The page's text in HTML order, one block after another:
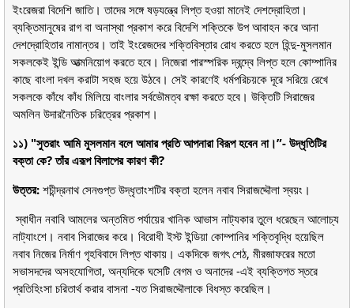
ইংরেজরা বিদেশি জাতি। তাদের সঙ্গে ষড়যন্ত্রে লিপ্ত হওয়া মানেই দেশদ্রোহিতা।
ব্যক্তিমানুষের রাগ বা অনাস্থা প্রকাশ করে বিদেশি শক্তিকে উপ আবাহন করে আনা
দেশদ্রোহিতার নামান্তর। তাই ইংরেজদের শক্তিবিস্তার রোধ করতে হলে হিন্দু-মুসলমান
সকলকেই ইন্ডি আত্মনিয়োগ করতে হবে। নিজেরা পারস্পরিক দ্বন্দ্বে লিপ্ত হলে কোম্পানির
কাছে বাংলা দখল করাটা সহজ হয়ে উঠবে। সেই কারণেই ধর্মপরিচয়কে দূরে সরিয়ে রেখে
সকলকে কাঁধে কাঁধ মিলিয়ে বাংলার সর্বভৌমত্ব রক্ষা করতে হবে। উক্তিটি সিরাজের
অমলিন উদারনৈতিক চরিত্রের প্রকাশ।
১১) "সুতরাং আমি মুসলমান বলে আমার প্রতি আপনারা বিরূপ হবেন না।”- উদ্ধৃতিটির
বক্তা কে? তাঁর এরূপ বিলাপের কারণ কী?
উত্তর: শচীন্দ্রনাথ সেনগুপ্ত উদ্ধৃতাংশটির বক্তা হলেন নবাব সিরাজদ্দৌলা স্বয়ং।
স্বাধীন নবাবি আমলের অন্তমিত পর্যায়ের খানিক আভাস নাট্যকার তুলে ধরেছেন আলোচ্য
নাট্যাংশে। নবাব সিরাজের করে। বিরোধী ইস্ট ইন্ডিয়া কোম্পানির শক্তিবৃদ্ধি হয়েছিল
নবাব নিজের নির্মাণ গৃহবিবাদে লিপ্ত থাকায়। একদিকে জগৎ শেঠ, মীরজাফরের মতো
সভাসদদের অসহযোগিতা, অন্যদিকে ঘসেটি বেগম ও অনাদের -এই ব্যক্তিগত স্তরে
প্রতিহিংসা চরিতার্থ করার বাসনা -যত সিরাজদ্দৌলাকে বিধস্ত করেছিল।